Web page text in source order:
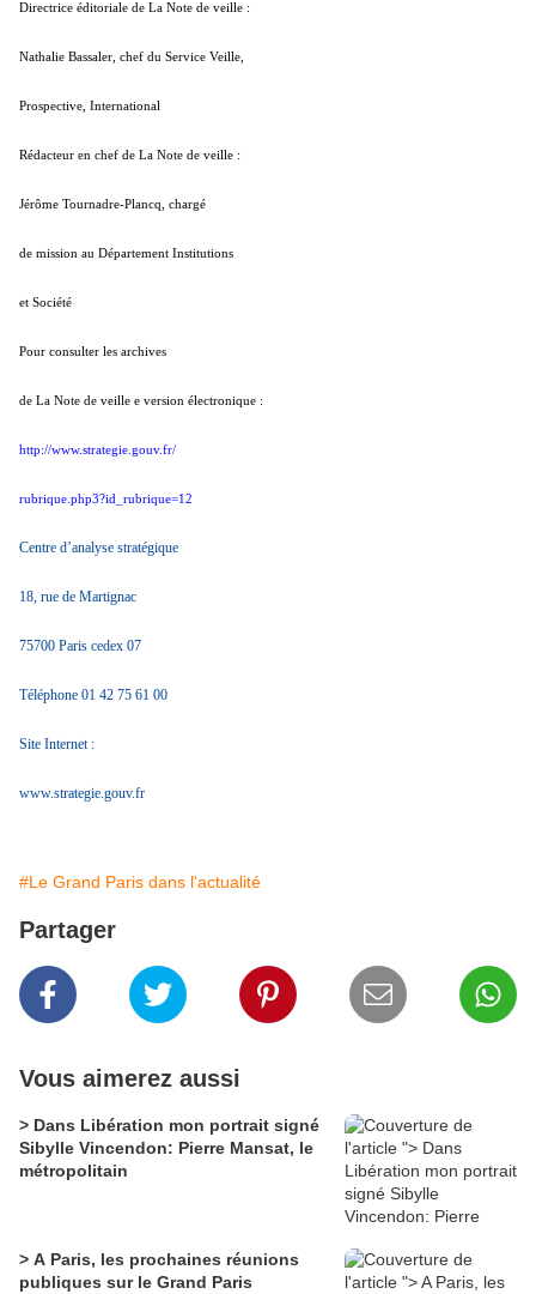
Directrice éditoriale de La Note de veille :
Nathalie Bassaler, chef du Service Veille,
Prospective, International
Rédacteur en chef de La Note de veille :
Jérôme Tournadre-Plancq, chargé
de mission au Département Institutions
et Société
Pour consulter les archives
de La Note de veille e version électronique :
http://www.strategie.gouv.fr/
rubrique.php3?id_rubrique=12
Centre d’analyse stratégique
18, rue de Martignac
75700 Paris cedex 07
Téléphone 01 42 75 61 00
Site Internet :
www.strategie.gouv.fr
#Le Grand Paris dans l'actualité
Partager
Vous aimerez aussi
> Dans Libération mon portrait signé
Sibylle Vincendon: Pierre Mansat, le
métropolitain
> A Paris, les prochaines réunions
publiques sur le Grand Paris